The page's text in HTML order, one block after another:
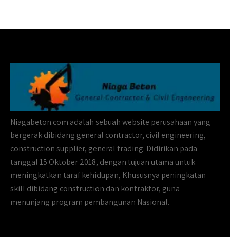
Niagabeton.com adalah sebuah website perusahaan yang
bergerak dibidang general contractor, civil engineering,
construction supplier, general trading. Didirikan pada
tanggal 15 Oktober 2018, dengan tujuan utama untuk
meningkatkan taraf kehidupan, Khususnya peningkatan
skill dibidang construction dan kontraktor, guna
menunjang program pembangunan Nasional.